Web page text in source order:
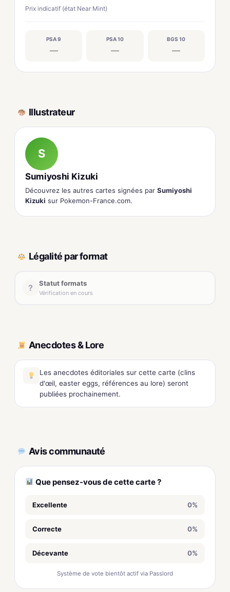
Prix indicatif (état Near Mint)
PSA 9
—
PSA 10
—
BGS 10
—
Illustrateur
S
Sumiyoshi Kizuki
Découvrez les autres cartes signées par Sumiyoshi
Kizuki sur Pokemon-France.com.
Légalité par format
? Statut formats
Vérification en cours
Anecdotes & Lore
Les anecdotes éditoriales sur cette carte (clins
d'œil, easter eggs, références au lore) seront
publiées prochainement.
Avis communauté
Que pensez-vous de cette carte ?
Excellente 0%
Correcte 0%
Décevante 0%
Système de vote bientôt actif via Passlord